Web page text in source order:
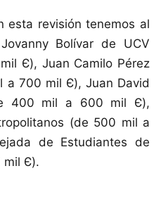
esta revisión tenemos al
Bolívar de UCV
Є), Juan Camilo Pérez
a 700 mil Є), Juan David
400 mil a 600 mil Є),
(de 500 mil a
de Estudiantes de
mil Є).